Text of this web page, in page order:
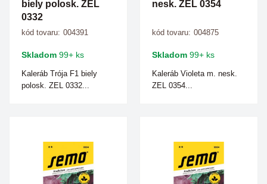
biely polosk. ZEL
0332
kód tovaru: 004391
Skladom 99+ ks
Kaleráb Trója F1 biely
polosk. ZEL 0332...
nesk. ZEL 0354
kód tovaru: 004875
Skladom 99+ ks
Kaleráb Violeta m. nesk.
ZEL 0354...